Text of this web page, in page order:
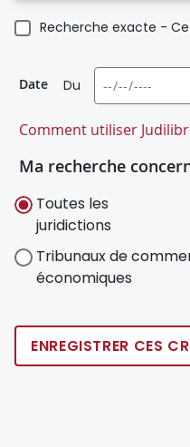
Recherche exacte -
Date Du
Comment utiliser
Ma recherche
Toutes les
juridictions
Tribunaux de
économiques
ENREGISTRER CES